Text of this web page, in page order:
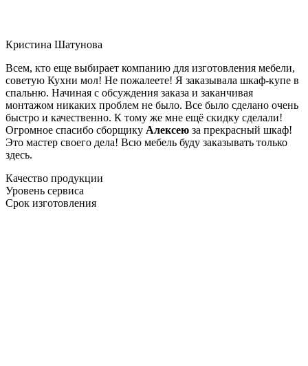
Кристина Шатунова
Всем, кто еще выбирает компанию для изготовления мебели,
советую Кухни мол! Не пожалеете! Я заказывала шкаф-купе в
спальню. Начиная с обсуждения заказа и заканчивая
монтажом никаких проблем не было. Все было сделано очень
быстро и качественно. К тому же мне ещё скидку сделали!
Огромное спасибо сборщику Алексею за прекрасный шкаф!
Это мастер своего дела! Всю мебель буду заказывать только
здесь.
Качество продукции
Уровень сервиса
Срок изготовления